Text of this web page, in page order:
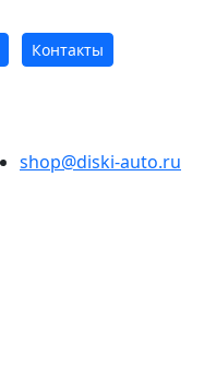
Контакты
shop@diski-auto.ru